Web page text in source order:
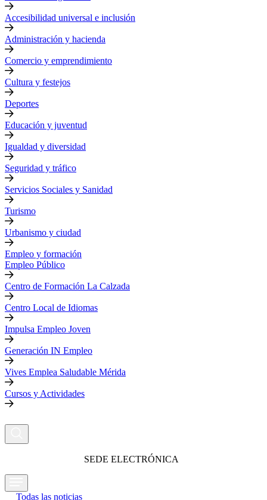
Accesibilidad universal e inclusión
Administración y hacienda
Comercio y emprendimiento
Cultura y festejos
Deportes
Educación y juventud
Igualdad y diversidad
Seguridad y tráfico
Servicios Sociales y Sanidad
Turismo
Urbanismo y ciudad
Empleo y formación
Empleo Público
Centro de Formación La Calzada
Centro Local de Idiomas
Impulsa Empleo Joven
Generación IN Empleo
Vives Emplea Saludable Mérida
Cursos y Actividades
SEDE ELECTRÓNICA
Todas las noticias